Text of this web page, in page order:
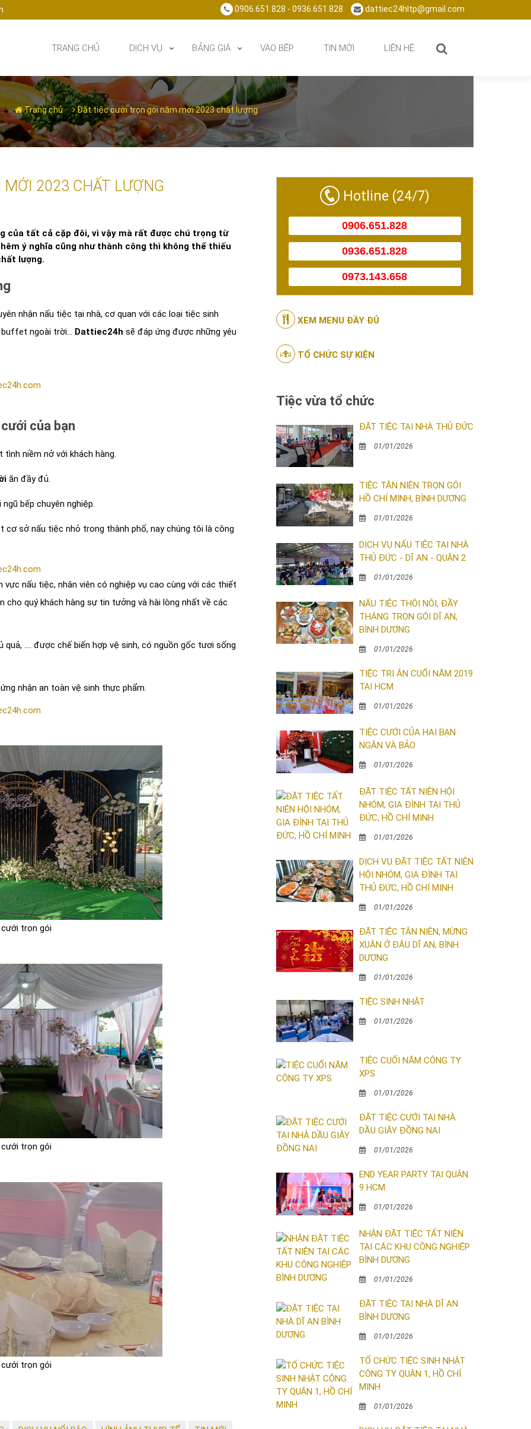
0906.651.828 - 0936.651.828 dattiec24hltp@gmail.com
TRANG CHỦ DỊCH VỤ BẢNG GIÁ VÀO BẾP TIN MỚI LIÊN HỆ
Trang chủ Đặt tiệc cưới trọn gói năm mới 2023 chất lượng
2023 CHẤT LƯỢNG
của tất cả cặp đôi, vì vậy mà rất được chú trọng từ
ý nghĩa cũng như thành công thì không thể thiếu
lượng.
nhận nấu tiệc tại nhà, cơ quan với các loại tiệc sinh
ngoài trời... Dattiec24h sẽ đáp ứng được những yêu
của bạn
niềm nở với khách hàng.
ăn đầy đủ.
bếp chuyên nghiệp.
sở nấu tiệc nhỏ trong thành phố, nay chúng tôi là công
nấu tiệc, nhân viên có nghiệp vụ cao cùng với các thiết
cho quý khách hàng sự tin tưởng và hài lòng nhất về các
.... được chế biến hợp vệ sinh, có nguồn gốc tươi sống
nhận an toàn vệ sinh thực phẩm.
trọn gói
trọn gói
trọn gói
Hotline (24/7)
0906.651.828
0936.651.828
0973.143.658
XEM MENU ĐẦY ĐỦ
TỔ CHỨC SỰ KIỆN
Tiệc vừa tổ chức
ĐẶT TIỆC TẠI NHÀ THỦ ĐỨC
01/01/2026
TIỆC TÂN NIÊN TRỌN GÓI
HỒ CHÍ MINH, BÌNH DƯƠNG
01/01/2026
DỊCH VỤ NẤU TIỆC TẠI NHÀ
THỦ ĐỨC - DĨ AN - QUẬN 2
01/01/2026
NẤU TIỆC THÔI NÔI, ĐẦY
THÁNG TRỌN GÓI DĨ AN,
BÌNH DƯƠNG
01/01/2026
TIỆC TRI ÂN CUỐI NĂM 2019
TẠI HCM
01/01/2026
TIỆC CƯỚI CỦA HAI BẠN
NGÂN VÀ BẢO
01/01/2026
ĐẶT TIỆC TẤT NIÊN HỘI
NHÓM, GIA ĐÌNH TẠI THỦ
ĐỨC, HỒ CHÍ MINH
01/01/2026
DỊCH VỤ ĐẶT TIỆC TẤT NIÊN
HỘI NHÓM, GIA ĐÌNH TẠI
THỦ ĐỨC, HỒ CHÍ MINH
01/01/2026
ĐẶT TIỆC TÂN NIÊN, MỪNG
XUÂN Ở ĐÂU DĨ AN, BÌNH
DƯƠNG
01/01/2026
TIỆC SINH NHẬT
01/01/2026
TIỆC CUỐI NĂM CÔNG TY
XPS
01/01/2026
ĐẶT TIỆC CƯỚI TẠI NHÀ
DẦU GIÂY ĐỒNG NAI
01/01/2026
END YEAR PARTY TẠI QUẬN
9 HCM
01/01/2026
NHẬN ĐẶT TIỆC TẤT NIÊN
TẠI CÁC KHU CÔNG NGHIỆP
BÌNH DƯƠNG
01/01/2026
ĐẶT TIỆC TẠI NHÀ DĨ AN
BÌNH DƯƠNG
01/01/2026
TỔ CHỨC TIỆC SINH NHẬT
CÔNG TY QUẬN 1, HỒ CHÍ
MINH
01/01/2026